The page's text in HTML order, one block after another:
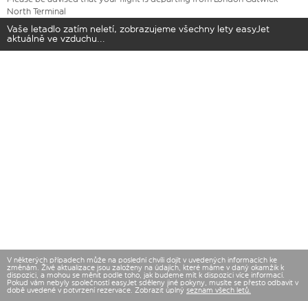
North Terminal
Vaše letadlo zatím neletí, zobrazujeme všechny lety easyJet
aktuálně ve vzduchu...
V některých případech může na poslední chvíli dojít v uvedených informacích ke
změnám. Živé aktualizace jsou založeny na údajích, které máme v daný okamžik k
dispozici, a mohou se měnit podle toho, jak budeme mít k dispozici více informací.
Pokud vám nebyly společností easyJet sděleny jiné pokyny, musíte se přesto odbavit v
době uvedené v potvrzení rezervace. Zobrazit úplný seznam všech letů.